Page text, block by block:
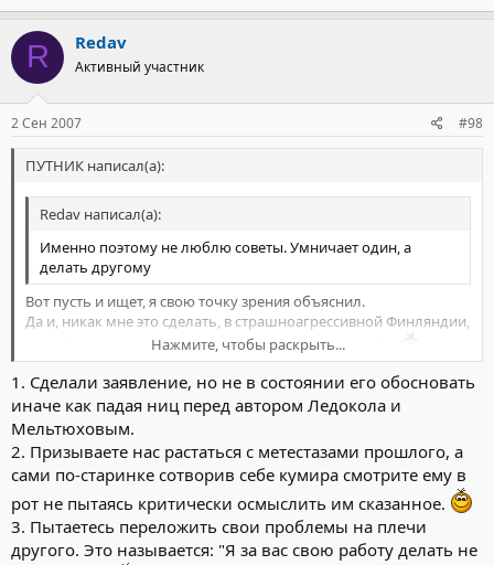
R Redav
Активный участник
2 Сен 2007 #98
ПУТНИК написал(а):
Redav написал(а):
Именно поэтому не люблю советы. Умничает один, а
делать другому
Нажмите, чтобы раскрыть...
Вот пусть и ищет, я свою точку зрения объяснил.
Да и, никак мне это сделать, в страшноагрессивной Финляндии,
не собирают они, нехорошие, русские книжки у себя.
Нажмите, чтобы раскрыть...
1. Сделали заявление, но не в состоянии его обосновать
иначе как падая ниц перед автором Ледокола и
Мельтюховым.
2. Призываете нас растаться с метестазами прошлого, а
сами по-старинке сотворив себе кумира смотрите ему в
рот не пытаясь критически осмыслить им сказанное.
3. Пытаетесь переложить свои проблемы на плечи
другого. Это называется: "Я за вас свою работу делать не